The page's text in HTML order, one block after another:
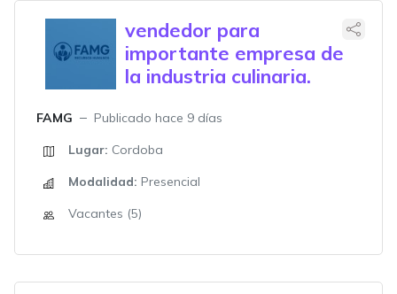
vendedor para
importante empresa de
la industria culinaria.
FAMG
Publicado hace 9 días
Lugar: Cordoba
Modalidad: Presencial
Vacantes (5)